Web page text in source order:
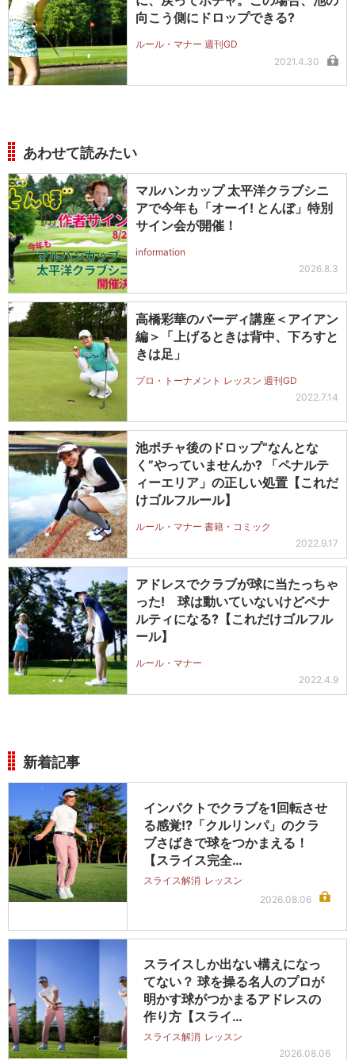
向こう側にドロップできる?
ルール・マナー 週刊GD
2021.4.30
あわせて読みたい
マルハンカップ 太平洋クラブシニ
アで今年も「オーイ! とんぼ」特別
サイン会が開催！
information
2026.8.3
高橋彩華のバーディ講座＜アイアン
編＞「上げるときは背中、下ろすと
きは足」
プロ・トーナメント レッスン 週刊GD
2022.7.14
池ポチャ後のドロップ“なんとな
く”やっていませんか? 「ペナルテ
ィーエリア」の正しい処置【これだ
けゴルフルール】
ルール・マナー 書籍・コミック
2022.9.17
アドレスでクラブが球に当たっちゃ
った! 球は動いていないけどペナ
ルティになる?【これだけゴルフル
ール】
ルール・マナー
2022.4.9
新着記事
インパクトでクラブを1回転させ
る感覚!?「クルリンパ」のクラ
ブさばきで球をつかまえる！
【スライス完全…
スライス解消 レッスン
2026.08.06
スライスしか出ない構えになっ
てない？ 球を操る名人のプロが
明かす球がつかまるアドレスの
作り方【スライ…
スライス解消 レッスン
2026.08.06